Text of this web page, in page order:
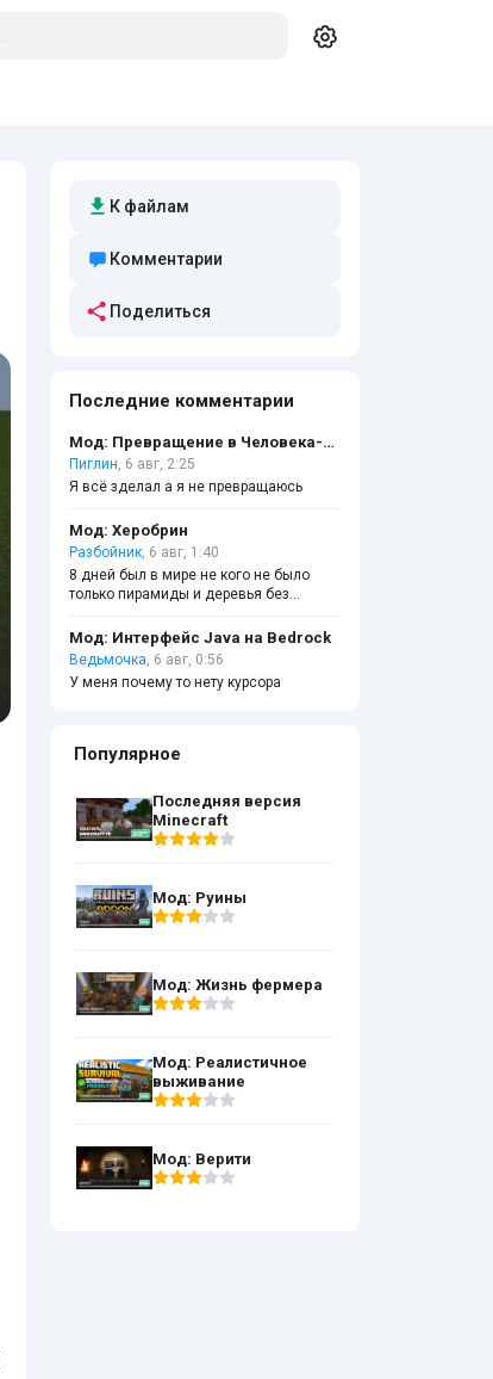
К файлам
Комментарии
Поделиться
Последние комментарии
Мод: Превращение в Человека-бензопилу
Пиглин, 6 авг, 2:25
Я всё зделал а я не превращаюсь
Мод: Херобрин
Разбойник, 6 авг, 1:40
8 дней был в мире не кого не было
только пирамиды и деревья без
Мод: Интерфейс Java на Bedrock
Ведьмочка, 6 авг, 0:56
У меня почему то нету курсора
Популярное
Последняя версия
Minecraft
Мод: Руины
Мод: Жизнь фермера
Мод: Реалистичное
выживание
Мод: Верити